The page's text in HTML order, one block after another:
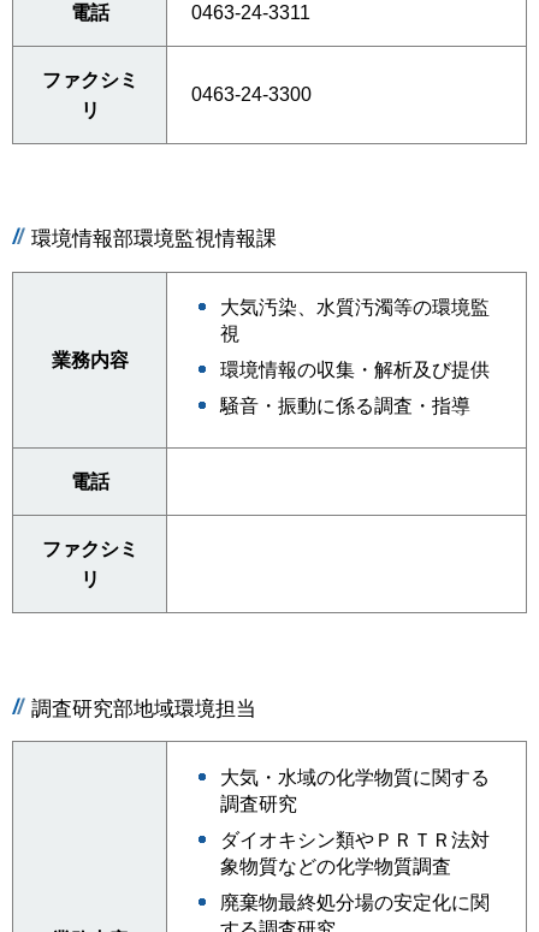
電話 0463-24-3311
ファクシミ
リ
0463-24-3300
環境情報部環境監視情報課
業務内容
大気汚染、水質汚濁等の環境監
視
環境情報の収集・解析及び提供
騒音・振動に係る調査・指導
電話
ファクシミ
リ
調査研究部地域環境担当
大気・水域の化学物質に関する
調査研究
ダイオキシン類やＰＲＴＲ法対
象物質などの化学物質調査
廃棄物最終処分場の安定化に関